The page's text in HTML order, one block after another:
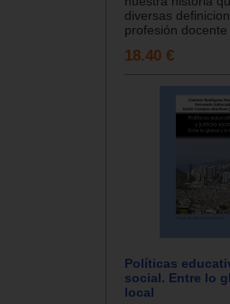
diversas
profesión
18.40 €
Políticas
social. Entre lo
local